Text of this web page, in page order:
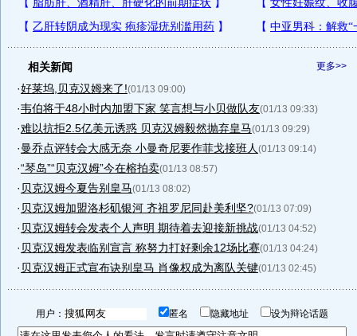
更多>>
相关新闻
·好莱坞,贝克汉姆来了!(01/13 09:00)
·韦伯将于48小时内加盟下家 笑言想与小贝做队友(01/13 09:33)
·难以抗拒2.5亿美元诱惑 贝克汉姆毅然抛弃皇马(01/13 09:29)
·曼乔点评转会大感无奈 小曼奇尼要作菲戈接班人 (01/13 09:14)
·“琴岛”“贝克汉姆”今在榕拍卖(01/13 08:57)
· 贝克汉姆今夏告别皇马(01/13 08:02)
· 贝克汉姆加盟洛杉矶银河 齐祖罗尼同赴美利坚?(01/13 07:09)
· 贝克汉姆转会发表个人声明 期待着去迎接新挑战(01/13 04:52)
· 贝克汉姆发表临别宣言 称努力打好剩余12场比赛(01/13 04:24)
· 贝克汉姆正式宣布诀别皇马 肖像权成为离队关键(01/13 02:45)
用户： 匿名 隐藏地址 设为辩论话题